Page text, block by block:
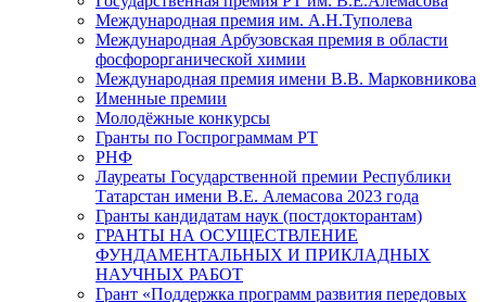
Международная премия им. А.Н.Туполева
Международная Арбузовская премия в области
фосфорорганической химии
Международная премия имени В.В. Марковникова
Именные премии
Молодёжные конкурсы
Гранты по Госпрограммам РТ
РНФ
Лауреаты Государственной премии Республики
Татарстан имени В.Е. Алемасова 2023 года
Гранты кандидатам наук (постдокторантам)
ГРАНТЫ НА ОСУЩЕСТВЛЕНИЕ
ФУНДАМЕНТАЛЬНЫХ И ПРИКЛАДНЫХ
НАУЧНЫХ РАБОТ
Грант «Поддержка программ развития передовых